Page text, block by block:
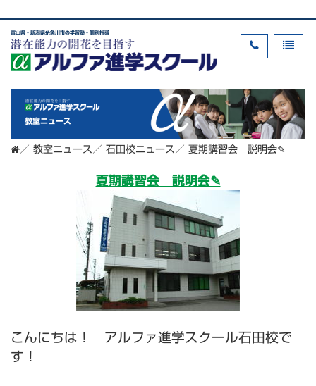
富山県・新潟県糸魚川市の学習塾・個別指導
教室ニュース
／ 教室ニュース ／ 石田校ニュース ／ 夏期講習会 説明会✎
夏期講習会 説明会✎
こんにちは！ アルファ進学スクール石田校で
す！